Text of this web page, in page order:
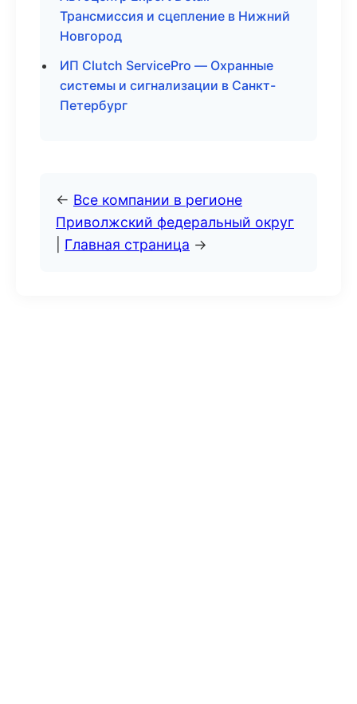
Трансмиссия и сцепление в Нижний
Новгород
ИП Clutch ServicePro — Охранные
системы и сигнализации в Санкт-
Петербург
← Все компании в регионе
Приволжский федеральный округ
Главная страница →